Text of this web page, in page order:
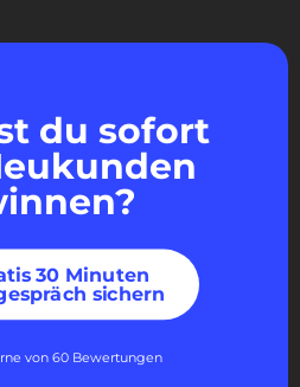
du sofort
30 Minuten
sichern
von 60 Bewertungen